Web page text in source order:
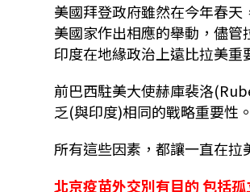
美國拜登政府雖然在今年春
美國家作出相應的舉動，儘管
印度在地緣政治上遠比拉美重
前巴西駐美大使赫庫裴洛
乏(與印度)相同的戰略重要性。
所有這些因素，都讓一直在拉
北京疫苗外交別有目的 包括